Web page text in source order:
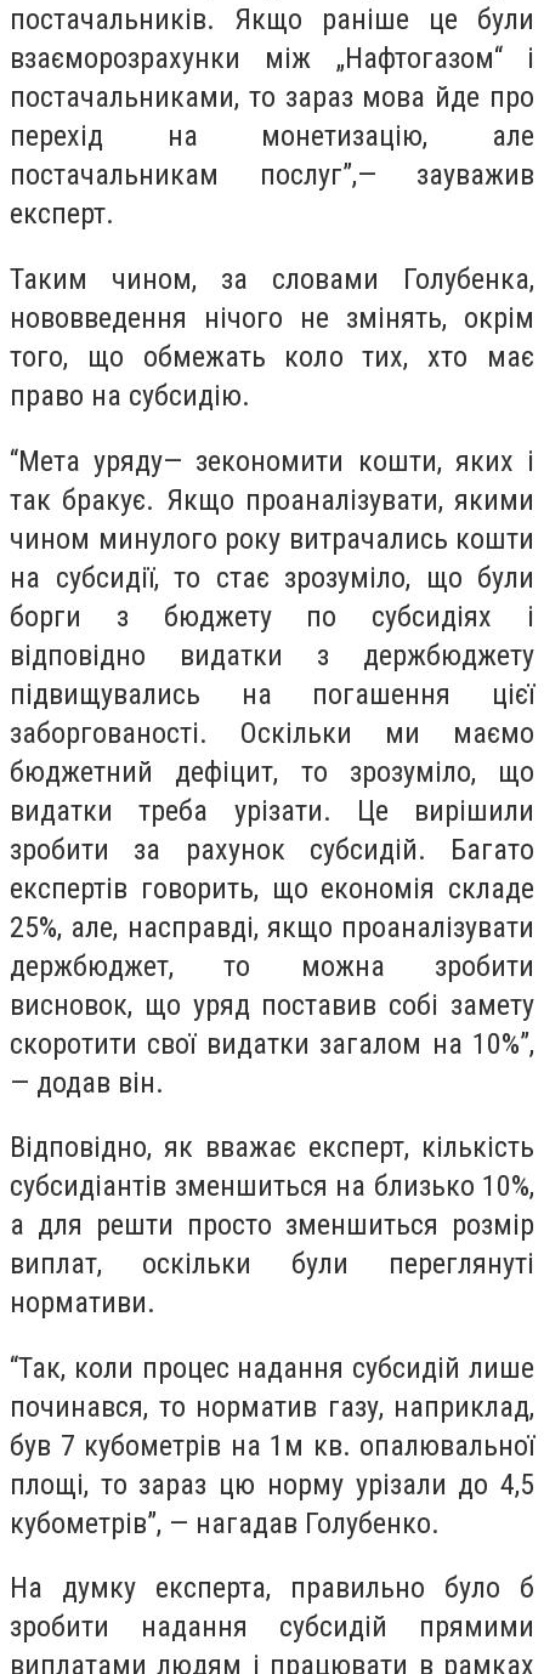
постачальників. Якщо раніше це були
взаєморозрахунки між „Нафтогазом“ і
постачальниками, то зараз мова йде про
перехід на монетизацію, але
постачальникам послуг”,— зауважив
експерт.
Таким чином, за словами Голубенка,
нововведення нічого не змінять, окрім
того, що обмежать коло тих, хто має
право на субсидію.
“Мета уряду— зекономити кошти, яких і
так бракує. Якщо проаналізувати, якими
чином минулого року витрачались кошти
на субсидії, то стає зрозуміло, що були
борги з бюджету по субсидіях і
відповідно видатки з держбюджету
підвищувались на погашення цієї
заборгованості. Оскільки ми маємо
бюджетний дефіцит, то зрозуміло, що
видатки треба урізати. Це вирішили
зробити за рахунок субсидій. Багато
експертів говорить, що економія складе
25%, але, насправді, якщо проаналізувати
держбюджет, то можна зробити
висновок, що уряд поставив собі замету
скоротити свої видатки загалом на 10%”,
— додав він.
Відповідно, як вважає експерт, кількість
субсидіантів зменшиться на близько 10%,
а для решти просто зменшиться розмір
виплат, оскільки були переглянуті
нормативи.
“Так, коли процес надання субсидій лише
починався, то норматив газу, наприклад,
був 7 кубометрів на 1м кв. опалювальної
площі, то зараз цю норму урізали до 4,5
кубометрів”, — нагадав Голубенко.
На думку експерта, правильно було б
зробити надання субсидій прямими
виплатами людям і працювати в рамках